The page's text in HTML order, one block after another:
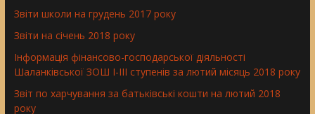
Звіти школи на грудень 2017 року
Звіти на січень 2018 року
Інформація фінансово-господарської діяльності
Шаланківської ЗОШ І-ІІІ ступенів за лютий місяць 2018 року
Звіт по харчування за батьківські кошти на лютий 2018
року